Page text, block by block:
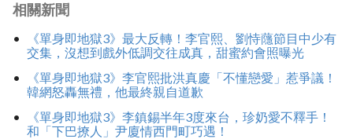
相關新聞
《單身即地獄3》最大反轉！李官熙、劉恃蘟節目中少有
交集，沒想到戲外低調交往成真，甜蜜約會照曝光
《單身即地獄3》李官熙批洪真慶「不懂戀愛」惹爭議！
韓網怒轟無禮，他最終親自道歉
《單身即地獄3》李鎮錫半年3度來台，珍奶愛不釋手！
和「下巴撩人」尹廈情西門町巧遇！